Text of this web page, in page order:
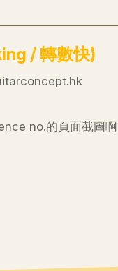
/ 轉數快)
no.的頁面截圖啊